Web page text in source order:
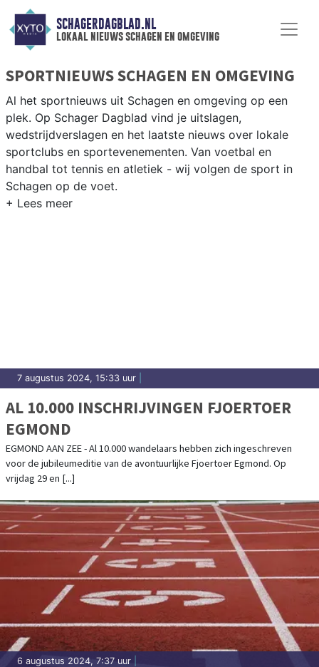
SCHAGERDAGBLAD.NL
lokaal nieuws schagen en omgeving
SPORTNIEUWS SCHAGEN EN OMGEVING
Al het sportnieuws uit Schagen en omgeving op een
plek. Op Schager Dagblad vind je uitslagen,
wedstrijdverslagen en het laatste nieuws over lokale
sportclubs en sportevenementen. Van voetbal en
handbal tot tennis en atletiek - wij volgen de sport in
Schagen op de voet.
7 augustus 2024, 15:33 uur
AL 10.000 INSCHRIJVINGEN FJOERTOER
EGMOND
EGMOND AAN ZEE - Al 10.000 wandelaars hebben zich ingeschreven
voor de jubileumeditie van de avontuurlijke Fjoertoer Egmond. Op
vrijdag 29 en [...]
6 augustus 2024, 7:37 uur